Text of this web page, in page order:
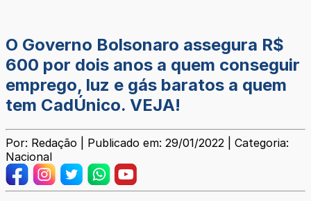
O Governo Bolsonaro assegura R$
600 por dois anos a quem conseguir
emprego, luz e gás baratos a quem
tem CadÚnico. VEJA!
Por: Redação | Publicado em: 29/01/2022 | Categoria:
Nacional